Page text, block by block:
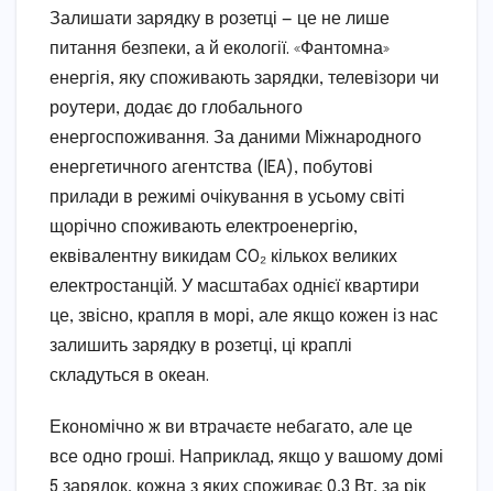
Залишати зарядку в розетці — це не лише
питання безпеки, а й екології. «Фантомна»
енергія, яку споживають зарядки, телевізори чи
роутери, додає до глобального
енергоспоживання. За даними Міжнародного
енергетичного агентства (IEA), побутові
прилади в режимі очікування в усьому світі
щорічно споживають електроенергію,
еквівалентну викидам CO₂ кількох великих
електростанцій. У масштабах однієї квартири
це, звісно, крапля в морі, але якщо кожен із нас
залишить зарядку в розетці, ці краплі
складуться в океан.
Економічно ж ви втрачаєте небагато, але це
все одно гроші. Наприклад, якщо у вашому домі
5 зарядок, кожна з яких споживає 0,3 Вт, за рік